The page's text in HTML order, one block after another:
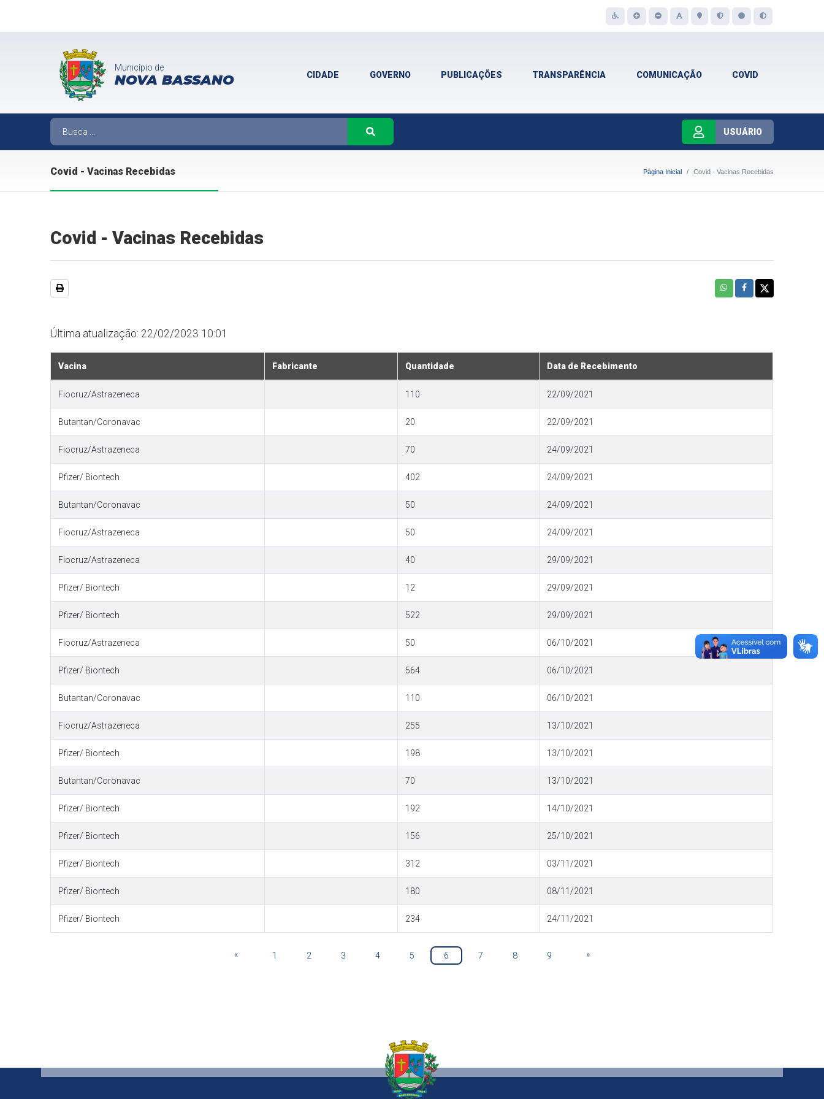
Município de
NOVA BASSANO CIDADE GOVERNO PUBLICAÇÕES TRANSPARÊNCIA COMUNICAÇÃO COVID
USUÁRIO
Covid - Vacinas Recebidas Página Inicial Covid - Vacinas Recebidas
Covid - Vacinas Recebidas
Última atualização: 22/02/2023 10:01
Vacina Fabricante Quantidade Data de Recebimento
Fiocruz/Astrazeneca 110 22/09/2021
Butantan/Coronavac 20 22/09/2021
Fiocruz/Astrazeneca 70 24/09/2021
Pfizer/ Biontech 402 24/09/2021
Butantan/Coronavac 50 24/09/2021
Fiocruz/Astrazeneca 50 24/09/2021
Fiocruz/Astrazeneca 40 29/09/2021
Pfizer/ Biontech 12 29/09/2021
Pfizer/ Biontech 522 29/09/2021
Fiocruz/Astrazeneca 50 06/10/2021
Pfizer/ Biontech 564 06/10/2021
Butantan/Coronavac 110 06/10/2021
Fiocruz/Astrazeneca 255 13/10/2021
Pfizer/ Biontech 198 13/10/2021
Butantan/Coronavac 70 13/10/2021
Pfizer/ Biontech 192 14/10/2021
Pfizer/ Biontech 156 25/10/2021
Pfizer/ Biontech 312 03/11/2021
Pfizer/ Biontech 180 08/11/2021
Pfizer/ Biontech 234 24/11/2021
« 1 2 3 4 5 6 7 8 9 »